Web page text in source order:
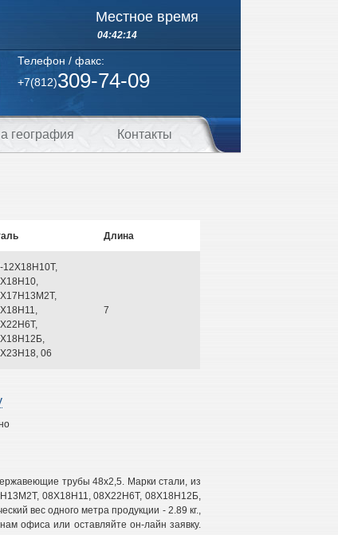
Местное время
04:42:14
Телефон / факс:
+7(812)309-74-09
география Контакты
Длина
12Х18Н10Т,
06
7
трубы 48х2,5. Марки стали, из
08Х18Н11, 08Х22Н6Т, 08Х18Н12Б,
вес одного метра продукции - 2.89 кг.,
офиса или оставляйте он-лайн заявку.